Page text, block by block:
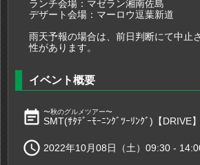
ランチ会場：マゼラン湘南佐島
デザート会場：マーロウ逗葉新道
雨天予報の場合は、前日判断にて中止
性があります。
イベント概要
event_note 〜秋のグルメツアー〜
SMT(ｻﾀﾃﾞｰﾓｰﾆﾝｸﾞﾂｰﾘﾝｸﾞ)【DRIVE】
 2022年10月08日（土）09:30 -